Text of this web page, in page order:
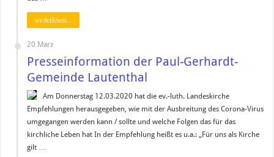
weiterlesen...
20 März
Presseinformation der Paul-Gerhardt-
Gemeinde Lautenthal
Am Donnerstag 12.03.2020 hat die ev.-luth. Landeskirche
Empfehlungen herausgegeben, wie mit der Ausbreitung des Corona-Virus
umgegangen werden kann / sollte und welche Folgen das für das
kirchliche Leben hat In der Empfehlung heißt es u.a.: „Für uns als Kirche
gilt …